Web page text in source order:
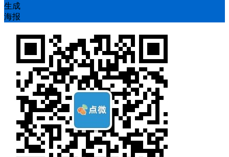
生成
海报